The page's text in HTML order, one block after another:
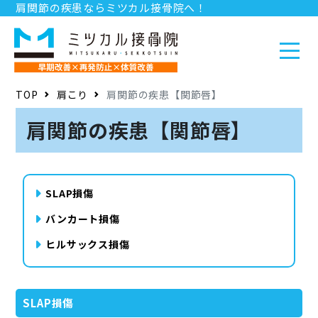
肩関節の疾患ならミツカル接骨院へ！
求人情報
店舗情報
TOP
肩こり 肩関節の疾患【関節唇】
肩関節の疾患【関節唇】
SLAP損傷
バンカート損傷
ヒルサックス損傷
SLAP損傷